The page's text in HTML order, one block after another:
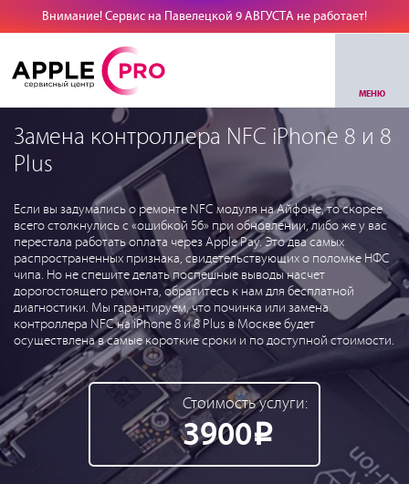
Внимание! Сервис на Павелецкой 9 АВГУСТА не работает!
МЕНЮ
Замена контроллера NFC iPhone 8 и 8
Plus
Если вы задумались о ремонте NFC модуля на Айфоне, то скорее
всего столкнулись с «ошибкой 56» при обновлении, либо же у вас
перестала работать оплата через Apple Pay. Это два самых
распространенных признака, свидетельствующих о поломке НФС
чипа. Но не спешите делать поспешные выводы насчет
дорогостоящего ремонта, обратитесь к нам для бесплатной
диагностики. Мы гарантируем, что починка или замена
контроллера NFC на iPhone 8 и 8 Plus в Москве будет
осуществлена в самые короткие сроки и по доступной стоимости.
Стоимость услуги:
3900Р